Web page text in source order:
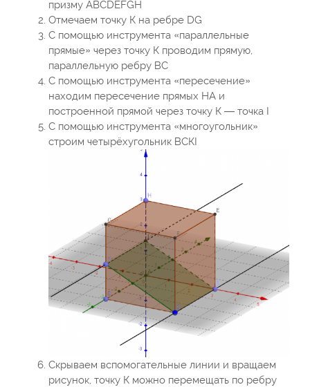
призму ABCDEFGH
Отмечаем точку К на ребре DG
С помощью инструмента «параллельные
прямые» через точку К проводим прямую,
параллельную ребру ВС
С помощью инструмента «пересечение»
находим пересечение прямых НА и
построенной прямой через точку К — точка I
С помощью инструмента «многоугольник»
строим четырёхугольник ВСКI
Скрываем вспомогательные линии и вращаем
рисунок, точку К можно перемещать по ребру